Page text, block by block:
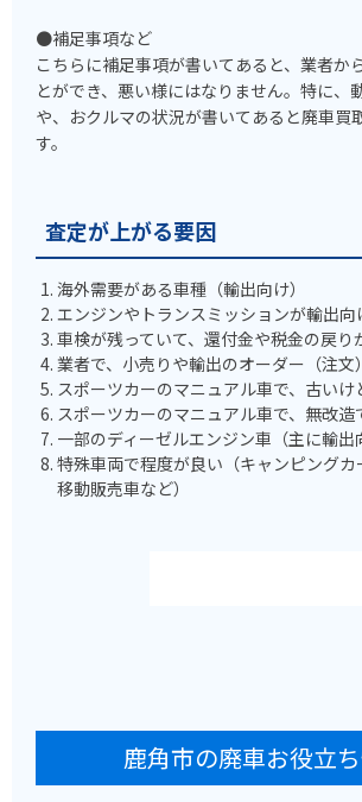
●補足事項など
こちらに補足事項が書いてあると、業者か
とができ、悪い様にはなりません。特に、
や、おクルマの状況が書いてあると廃車買
す。
査定が上がる要因
海外需要がある車種（輸出向け）
エンジンやトランスミッションが輸出向
車検が残っていて、還付金や税金の戻り
業者で、小売りや輸出のオーダー（注文
スポーツカーのマニュアル車で、古いけ
スポーツカーのマニュアル車で、無改造
一部のディーゼルエンジン車（主に輸出
特殊車両で程度が良い（キャンピングカ
移動販売車など）
鹿角市の廃車お役立